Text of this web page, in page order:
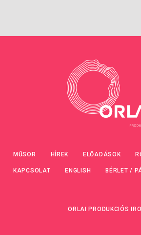
MŰSOR HÍREK ELŐADÁSOK
KAPCSOLAT ENGLISH BÉRLET /
ORLAI PRODUKCIÓS